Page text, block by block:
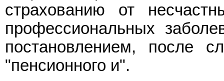
страхованию от
профессиональных
постановлением, после
"пенсионного и".